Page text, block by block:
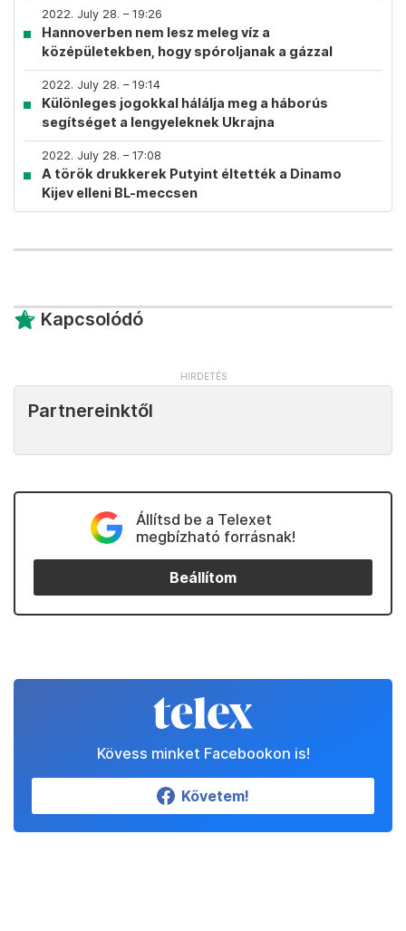
2022. July 28. – 19:26
Hannoverben nem lesz meleg víz a
középületekben, hogy spóroljanak a gázzal
2022. July 28. – 19:14
Különleges jogokkal hálálja meg a háborús
segítséget a lengyeleknek Ukrajna
2022. July 28. – 17:08
A török drukkerek Putyint éltették a Dinamo
Kijev elleni BL-meccsen
Kapcsolódó
Partnereinktől
Állítsd be a Telexet
megbízható forrásnak!
Beállítom
Kövess minket Facebookon is!
Követem!